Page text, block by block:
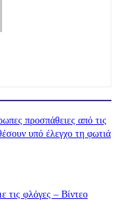
προσπάθειες από τις
υπό έλεγχο τη φωτιά
τις φλόγες – Βίντεο